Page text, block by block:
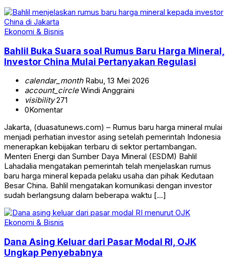
Ekonomi & Bisnis
Bahlil Buka Suara soal Rumus Baru Harga Mineral,
Investor China Mulai Pertanyakan Regulasi
calendar_monthRabu, 13 Mei 2026
account_circleWindi Anggraini
visibility271
0Komentar
Jakarta, (duasatunews.com) – Rumus baru harga mineral mulai
menjadi perhatian investor asing setelah pemerintah Indonesia
menerapkan kebijakan terbaru di sektor pertambangan.
Menteri Energi dan Sumber Daya Mineral (ESDM) Bahlil
Lahadalia mengatakan pemerintah telah menjelaskan rumus
baru harga mineral kepada pelaku usaha dan pihak Kedutaan
Besar China. Bahlil mengatakan komunikasi dengan investor
sudah berlangsung dalam beberapa waktu […]
Ekonomi & Bisnis
Dana Asing Keluar dari Pasar Modal RI, OJK
Ungkap Penyebabnya